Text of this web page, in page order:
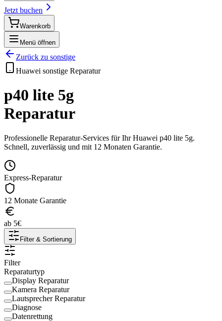
Jetzt buchen
Warenkorb
Menü öffnen
Zurück zu sonstige
Huawei sonstige Reparatur
p40 lite 5g
Reparatur
Professionelle Reparatur-Services für IhrHuawei p40 lite 5g.
Schnell, zuverlässig und mit 12 Monaten Garantie.
Express-Reparatur
12 Monate Garantie
ab 5€
Filter & Sortierung
Filter
Reparaturtyp
Display Reparatur
Kamera Reparatur
Lautsprecher Reparatur
Diagnose
Datenrettung